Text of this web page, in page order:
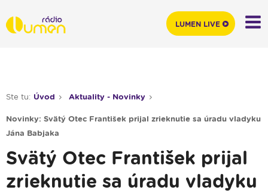
Ste tu: Úvod Aktuality - Novinky
Novinky: Svätý Otec František prijal zrieknutie sa úradu vladyku
Jána Babjaka
Svätý Otec František prijal
zrieknutie sa úradu vladyku
LUMEN LIVE